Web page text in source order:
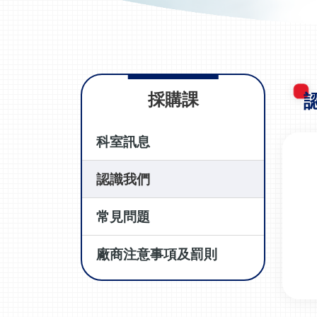
採購課
科室訊息
認識我們
常見問題
廠商注意事項及罰則